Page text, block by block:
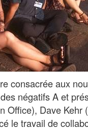
consacrée aux
négatifs A et
Office), Dave Kehr
le travail de